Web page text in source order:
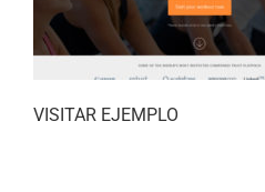
VISITAR EJEMPLO